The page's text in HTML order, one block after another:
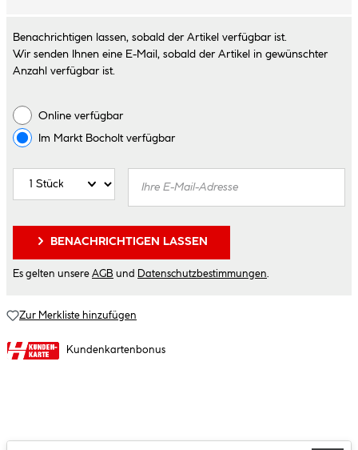
Benachrichtigen lassen, sobald der Artikel verfügbar ist.
Wir senden Ihnen eine E-Mail, sobald der Artikel in gewünschter
Anzahl verfügbar ist.
Online verfügbar
Im Markt Bocholtverfügbar
BENACHRICHTIGEN LASSEN
Es gelten unsere AGB und Datenschutzbestimmungen
Zur Merkliste hinzufügen
Kundenkartenbonus